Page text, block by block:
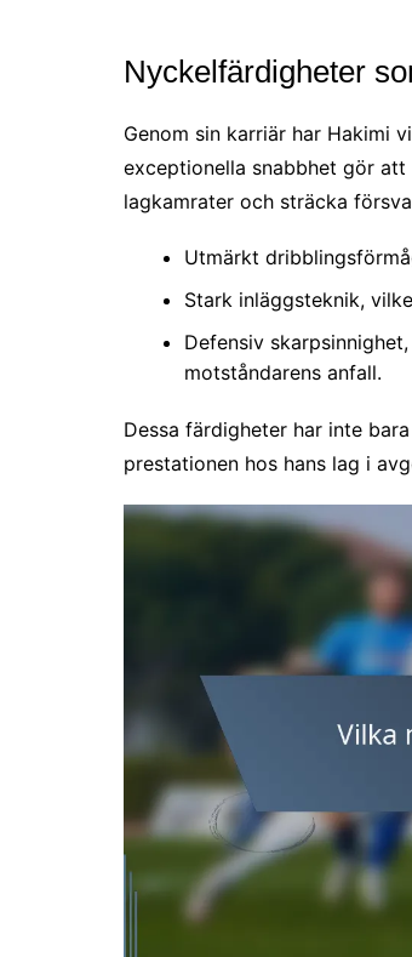
Nyckelfärdigheter
Genom sin karriär har Hakimi
exceptionella snabbhet gör
lagkamrater och sträcka
Utmärkt
Stark inläggsteknik,
Defensiv
motståndarens anfall.
Dessa färdigheter har inte
prestationen hos hans lag i